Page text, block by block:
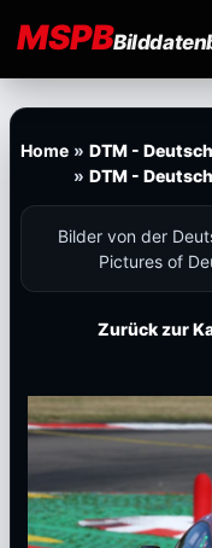
MSPB
Home » DTM -
» DTM -
Bilder von der
Pictures of
Zurück zur